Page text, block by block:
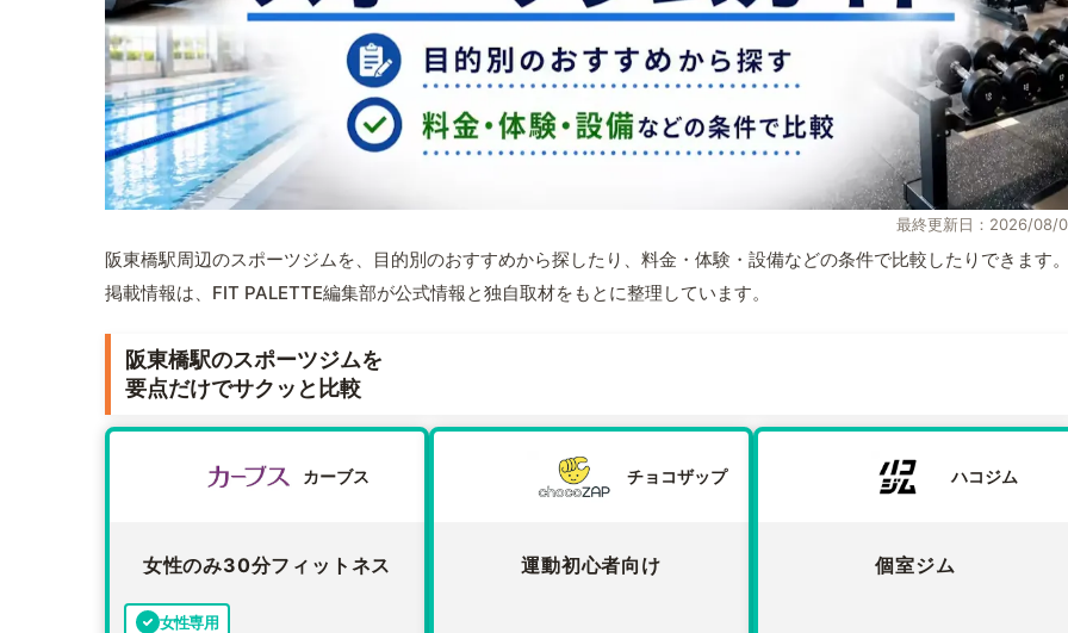
最終更新日：2026/08/
阪東橋駅周辺のスポーツジムを、目的別のおすすめから探したり、料金・体験・設備などの条件で比較したりできます
掲載情報は、FIT PALETTE編集部が公式情報と独自取材をもとに整理しています。
阪東橋駅のスポーツジムを
要点だけでサクッと比較
カーブス
女性のみ30分フィットネス
女性専用
チョコザップ
運動初心者向け
ハコジム
個室ジム